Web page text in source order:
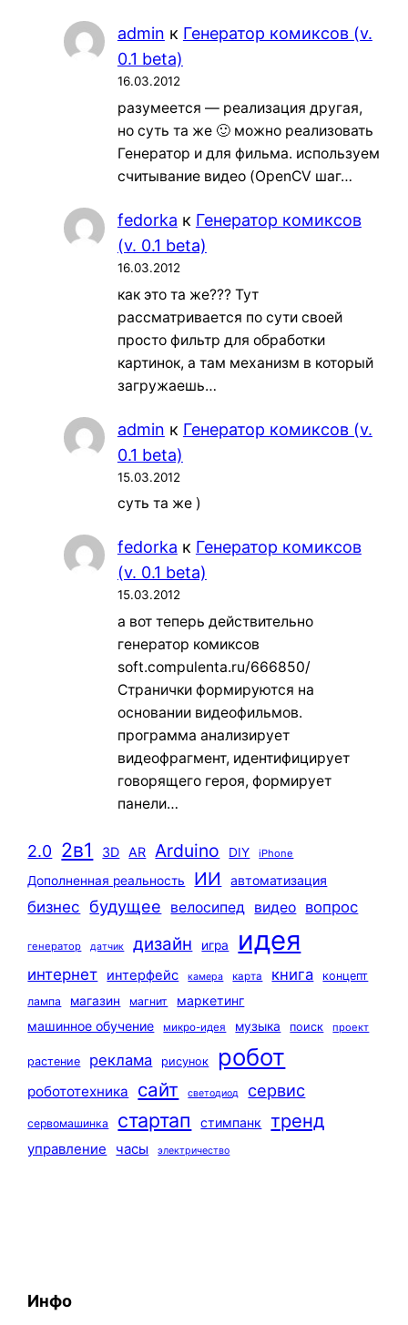
admin к Генератор комиксов (v.
0.1 beta)
16.03.2012
разумеется — реализация другая,
но суть та же 🙂 можно реализовать
Генератор и для фильма. используем
считывание видео (OpenCV шаг…
fedorka к Генератор комиксов
(v. 0.1 beta)
16.03.2012
как это та же??? Тут
рассматривается по сути своей
просто фильтр для обработки
картинок, а там механизм в который
загружаешь…
admin к Генератор комиксов (v.
0.1 beta)
15.03.2012
суть та же )
fedorka к Генератор комиксов
(v. 0.1 beta)
15.03.2012
а вот теперь действительно
генератор комиксов
soft.compulenta.ru/666850/
Странички формируются на
основании видеофильмов.
программа анализирует
видеофрагмент, идентифицирует
говорящего героя, формирует
панели…
2.0 2в1 3D AR Arduino DIY iPhone
Дополненная реальность ИИ автоматизация
бизнес будущее велосипед видео вопрос
генератор датчик дизайн игра идея
интернет интерфейс камера карта книга
концепт
лампа
магазин магнит
маркетинг
машинное обучение
микро-идея музыка поиск проект
растение реклама рисунок робот
робототехника сайт светодиод сервис
сервомашинка стартап стимпанк тренд
управление часы электричество
Инфо